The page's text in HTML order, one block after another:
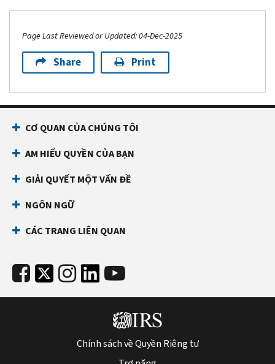
Page Last Reviewed or Updated: 04-Dec-2025
Share Print
CƠ QUAN CỦA CHÚNG TÔI
AM HIỂU QUYỀN CỦA BẠN
GIẢI QUYẾT MỘT VẤN ĐỀ
NGÔN NGỮ
CÁC TRANG LIÊN QUAN
Chính sách về Quyền Riêng tư